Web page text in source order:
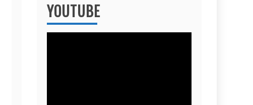
YOUTUBE